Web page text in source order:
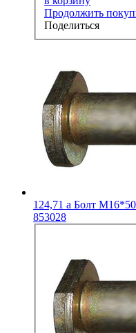
Продолжить
Поделиться
124,71 a Болт
853028